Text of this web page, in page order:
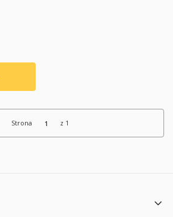
Strona z 1